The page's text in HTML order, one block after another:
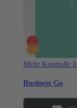
Mehr Kontrolle
Business Go